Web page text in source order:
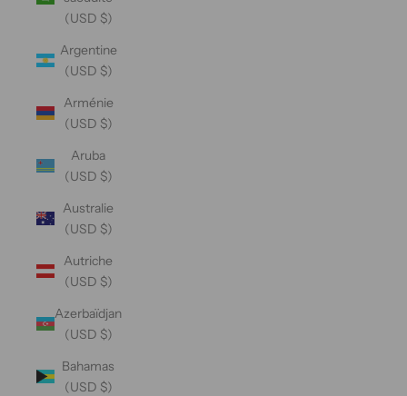
(USD $)
Argentine
(USD $)
Arménie
(USD $)
Aruba
(USD $)
Australie
(USD $)
Autriche
(USD $)
Azerbaïdjan
(USD $)
Bahamas
(USD $)